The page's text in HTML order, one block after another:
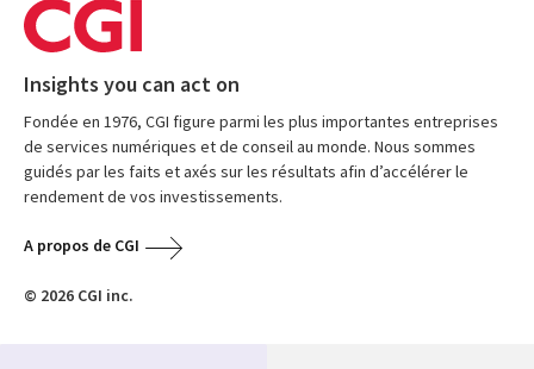
Insights you can act on
Fondée en 1976, CGI figure parmi les plus importantes entreprises
de services numériques et de conseil au monde. Nous sommes
guidés par les faits et axés sur les résultats afin d’accélérer le
rendement de vos investissements.
A propos de CGI
© 2026 CGI inc.